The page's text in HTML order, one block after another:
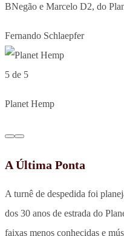
BNegão e Marcelo D2, do
Fernando Schlaepfer
5 de 5
Planet Hemp
A Última Ponta
A turnê de despedida foi
dos 30 anos de estrada do
faixas menos conhecidas e